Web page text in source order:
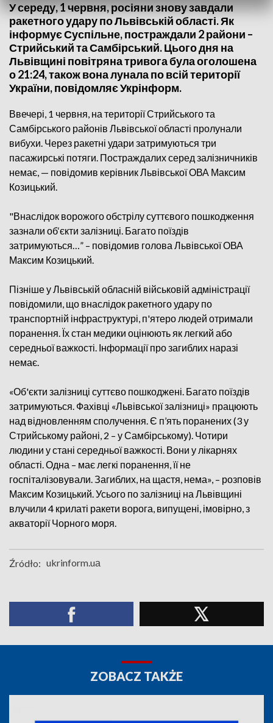
У середу, 1 червня, росіяни знову завдали
ракетного удару по Львівській області. Як
інформує Суспільне, постраждали 2 райони –
Стрийський та Самбірський. Цього дня на
Львівщині повітряна тривога була оголошена
о 21:24, також вона лунала по всій території
України, повідомляє Укрінформ.
Ввечері, 1 червня, на території Стрийського та
Самбірського районів Львівської області пролунали
вибухи. Через ракетні удари затримуються три
пасажирські потяги. Постраждалих серед залізничників
немає, — повідомив керівник Львівської ОВА Максим
Козицький.
"Внаслідок ворожого обстрілу суттєвого пошкодження
зазнали об‘єкти залізниці. Багато поїздів
затримуються…” – повідомив голова Львівської ОВА
Максим Козицький.
Пізніше у Львівській обласній військовій адміністрації
повідомили, що внаслідок ракетного удару по
транспортній інфраструктурі, п'ятеро людей отримали
поранення. Їх стан медики оцінюють як легкий або
середньої важкості. Інформації про загиблих наразі
немає.
«Об'єкти залізниці суттєво пошкоджені. Багато поїздів
затримуються. Фахівці «Львівської залізниці» працюють
над відновленням сполучення. Є п’ять поранених (3 у
Стрийському районі, 2 – у Самбірському). Чотири
людини у стані середньої важкості. Вони у лікарнях
області. Одна – має легкі поранення, її не
госпіталізовували. Загиблих, на щастя, нема», – розповів
Максим Козицький. Усього по залізниці на Львівщині
влучили 4 крилаті ракети ворога, випущені, імовірно, з
акваторії Чорного моря.
Źródło: ukrinform.uа
ZOBACZ TAKŻE